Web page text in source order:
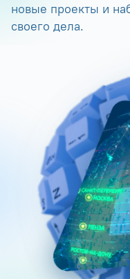
новые проекты и
своего дела.